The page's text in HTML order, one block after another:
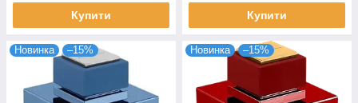
Купити Купити
Новинка –15% Новинка –15%